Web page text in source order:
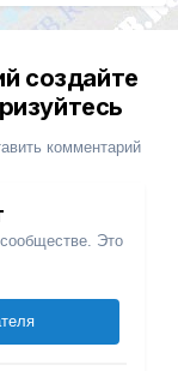
создайте
комментарий
Это